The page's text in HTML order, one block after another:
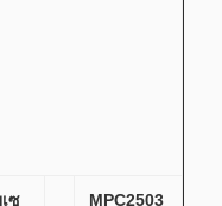
ซ
MPC2503